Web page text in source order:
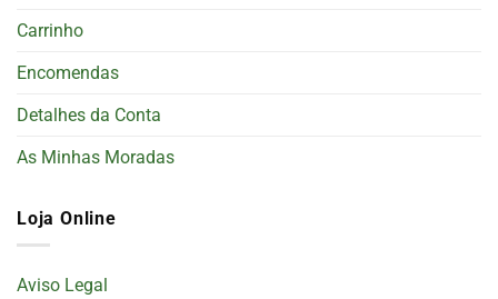
Carrinho
Encomendas
Detalhes da Conta
As Minhas Moradas
Loja Online
Aviso Legal